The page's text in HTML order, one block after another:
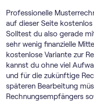
Professionelle
auf dieser Seite
Solltest du also gerade
sehr wenig finanzielle
kostenlose Variante zur
kannst du ohne viel
und für die zukünftige
späteren Bearbeitung
Rechnungsempfängers